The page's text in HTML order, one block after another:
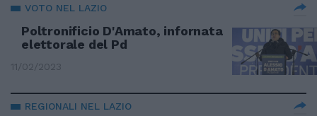
VOTO NEL LAZIO
Poltronificio D'Amato, infornata
elettorale del Pd
11/02/2023
REGIONALI NEL LAZIO